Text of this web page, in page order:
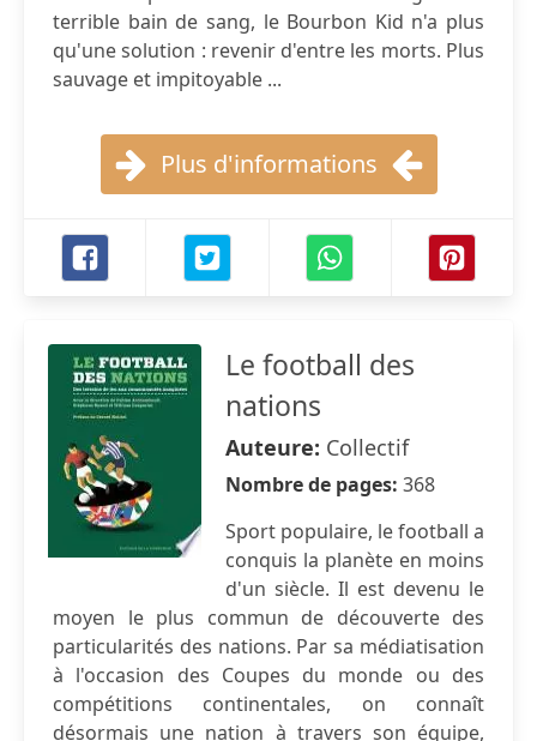
terrible bain de sang, le Bourbon Kid n'a plus
qu'une solution : revenir d'entre les morts. Plus
sauvage et impitoyable ...
Plus d'informations
Le football des
nations
Auteure: Collectif
Nombre de pages: 368
Sport populaire, le football a
conquis la planète en moins
d'un siècle. Il est devenu le
moyen le plus commun de découverte des
particularités des nations. Par sa médiatisation
à l'occasion des Coupes du monde ou des
compétitions continentales, on connaît
désormais une nation à travers son équipe,